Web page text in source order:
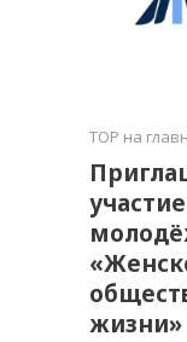
TOP на
жизни»